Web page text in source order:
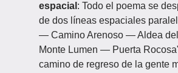
espacial : Todo el poema se
de dos líneas espaciales
— Camino Arenoso — Aldea
Monte Lumen — Puerta
camino de regreso de la gente